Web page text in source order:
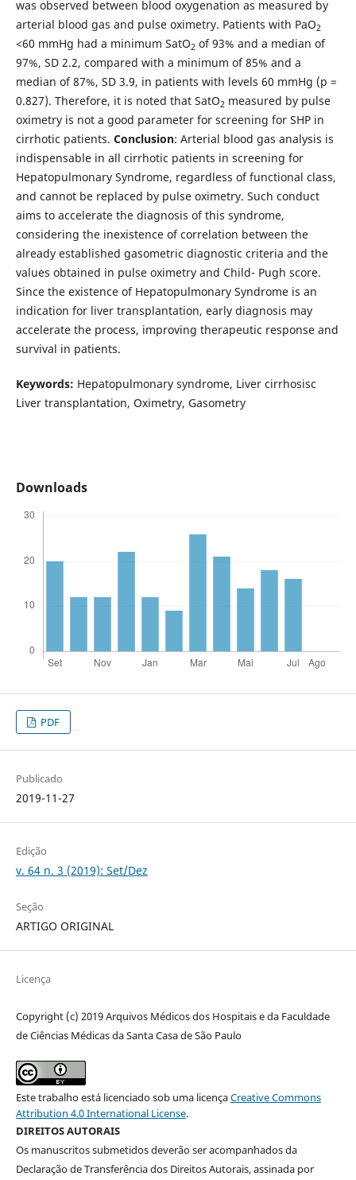
was observed between blood oxygenation as measured by
arterial blood gas and pulse oximetry. Patients with PaO2
<60 mmHg had a minimum SatO2 of 93% and a median of
97%, SD 2.2, compared with a minimum of 85% and a
median of 87%, SD 3.9, in patients with levels 60 mmHg (p =
0.827). Therefore, it is noted that SatO2 measured by pulse
oximetry is not a good parameter for screening for SHP in
cirrhotic patients. Conclusion: Arterial blood gas analysis is
indispensable in all cirrhotic patients in screening for
Hepatopulmonary Syndrome, regardless of functional class,
and cannot be replaced by pulse oximetry. Such conduct
aims to accelerate the diagnosis of this syndrome,
considering the inexistence of correlation between the
already established gasometric diagnostic criteria and the
values obtained in pulse oximetry and Child- Pugh score.
Since the existence of Hepatopulmonary Syndrome is an
indication for liver transplantation, early diagnosis may
accelerate the process, improving therapeutic response and
survival in patients.
Keywords: Hepatopulmonary syndrome, Liver cirrhosisc
Liver transplantation, Oximetry, Gasometry
Downloads
PDF
Publicado
2019-11-27
Edição
v. 64 n. 3 (2019): Set/Dez
Seção
ARTIGO ORIGINAL
Licença
Copyright (c) 2019 Arquivos Médicos dos Hospitais e da Faculdade
de Ciências Médicas da Santa Casa de São Paulo
Este trabalho está licenciado sob uma licençaCreative Commons
Attribution 4.0 International License.
DIREITOS AUTORAIS
Os manuscritos submetidos deverão ser acompanhados da
Declaração de Transferência dos Direitos Autorais, assinada por